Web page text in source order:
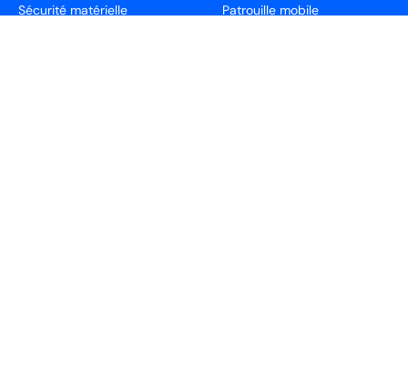
Sécurité matérielle
Patrouille mobile